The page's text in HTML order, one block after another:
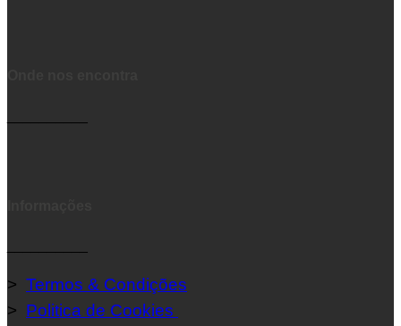
> Termos & Condições
> Politica de Cookies